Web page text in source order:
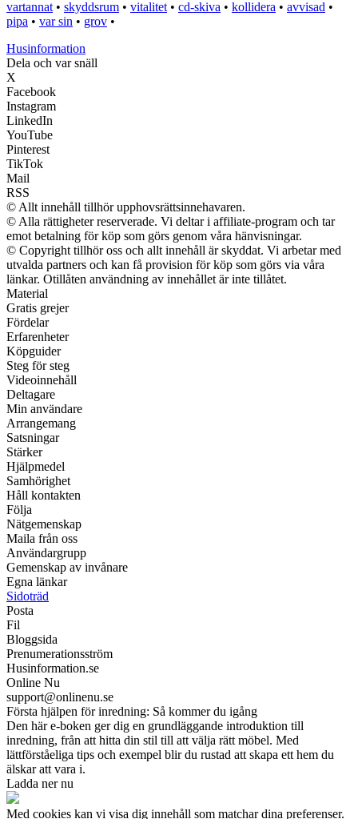
vartannat • skyddsrum • vitalitet • cd-skiva • kollidera • avvisad •
pipa • var sin • grov •
Husinformation
Dela och var snäll
X
Facebook
Instagram
LinkedIn
YouTube
Pinterest
TikTok
Mail
RSS
© Allt innehåll tillhör upphovsrättsinnehavaren.
© Alla rättigheter reserverade. Vi deltar i affiliate-program och tar
emot betalning för köp som görs genom våra hänvisningar.
© Copyright tillhör oss och allt innehåll är skyddat. Vi arbetar med
utvalda partners och kan få provision för köp som görs via våra
länkar. Otillåten användning av innehållet är inte tillåtet.
Material
Gratis grejer
Fördelar
Erfarenheter
Köpguider
Steg för steg
Videoinnehåll
Deltagare
Min användare
Arrangemang
Satsningar
Stärker
Hjälpmedel
Samhörighet
Håll kontakten
Följa
Nätgemenskap
Maila från oss
Användargrupp
Gemenskap av invånare
Egna länkar
Sidoträd
Posta
Fil
Bloggsida
Prenumerationsström
Husinformation.se
Online Nu
support@onlinenu.se
Första hjälpen för inredning: Så kommer du igång
Den här e-boken ger dig en grundläggande introduktion till
inredning, från att hitta din stil till att välja rätt möbel. Med
lättförståeliga tips och exempel blir du rustad att skapa ett hem du
älskar att vara i.
Ladda ner nu
Med cookies kan vi visa dig innehåll som matchar dina preferenser.